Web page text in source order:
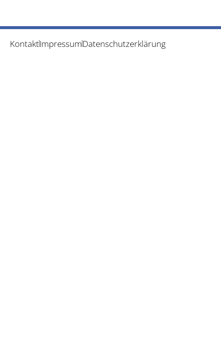
KontaktImpressumDatenschutzerklärung